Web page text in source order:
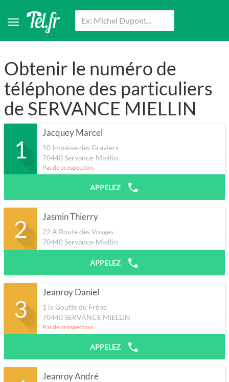
Obtenir le numéro de
téléphone des particuliers
de SERVANCE MIELLIN
1
Jacquey Marcel
10 Impasse des Graviers
70440Servance-Miellin
Pas de prospection.
APPELEZ
2 Jasmin Thierry
22 A Route des Vosges
70440Servance-Miellin
APPELEZ
3
Jeanroy Daniel
1 la Goutte du Frêne
70440SERVANCE MIELLIN
Pas de prospection.
APPELEZ
Jeanroy André